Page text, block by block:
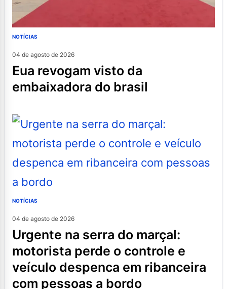
NOTÍCIAS
04 de agosto de 2026
eua revogam visto da
embaixadora do brasil
NOTÍCIAS
04 de agosto de 2026
urgente na serra do marçal:
motorista perde o controle e
veículo despenca em ribanceira
com pessoas a bordo